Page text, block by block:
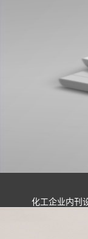
化工企业内刊